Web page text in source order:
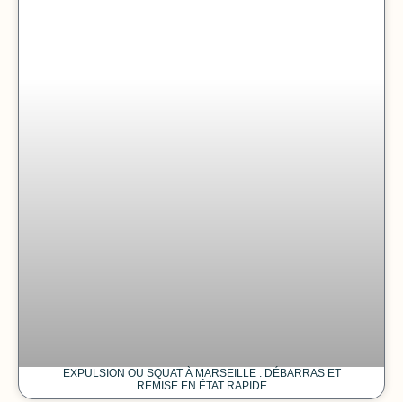
EXPULSION OU SQUAT À MARSEILLE : DÉBARRAS ET
REMISE EN ÉTAT RAPIDE